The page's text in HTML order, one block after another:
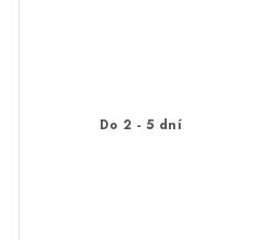
Do 2 - 5 dní